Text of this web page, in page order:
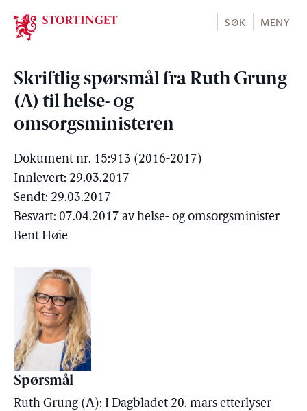
Stortinget.no
SØK MENY
Skriftlig spørsmål fra Ruth Grung
(A) til helse- og
omsorgsministeren
Dokument nr. 15:913 (2016-2017)
Innlevert: 29.03.2017
Sendt: 29.03.2017
Besvart: 07.04.2017 av helse- og omsorgsminister
Bent Høie
Spørsmål
Ruth Grung (A): I Dagbladet 20. mars etterlyser